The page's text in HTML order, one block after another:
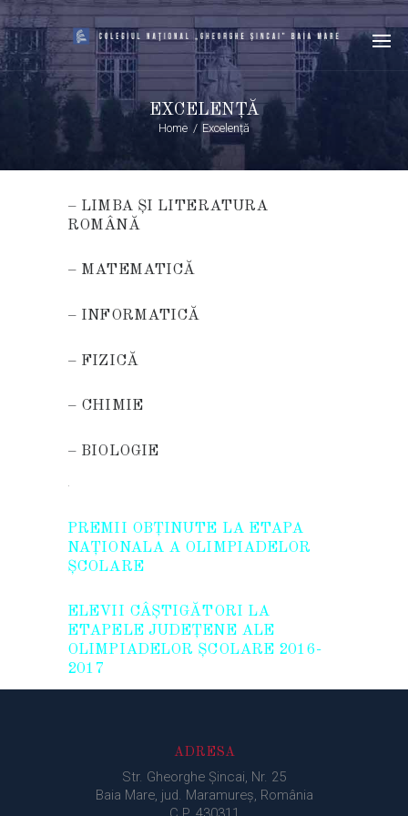
EXCELENȚĂ
Home Excelență
– LIMBA ȘI LITERATURA
ROMÂNĂ
– MATEMATICĂ
– INFORMATICĂ
– FIZICĂ
– CHIMIE
– BIOLOGIE
.
PREMII OBȚINUTE LA ETAPA
NAȚIONALA A OLIMPIADELOR
ȘCOLARE
ELEVII CÂŞTIGĂTORI LA
ETAPELE JUDEŢENE ALE
OLIMPIADELOR ȘCOLARE 2016-
2017
ADRESA
Str. Gheorghe Şincai, Nr. 25
Baia Mare, jud. Maramureș, România